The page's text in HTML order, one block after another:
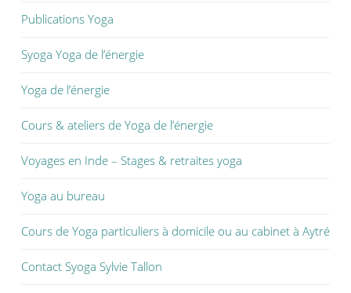
Publications Yoga
Syoga Yoga de l’énergie
Yoga de l’énergie
Cours & ateliers de Yoga de l’énergie
Voyages en Inde – Stages & retraites yoga
Yoga au bureau
Cours de Yoga particuliers à domicile ou au cabinet à Aytré
Contact Syoga Sylvie Tallon